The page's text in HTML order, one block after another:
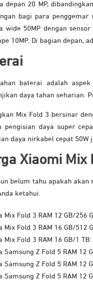
depan 20 MP,
bagi para
wide 50MP dengan sensor
10MP. Di bagian depan,
baterai adalah
daya tahan seharian.
Mix Fold 3 bersinar
pengisian daya super
daya nirkabel cepat 50W
Xiaomi Mix
belum tahu apakah
ketahui.
Mix Fold 3 RAM 12 GB/256
Mix Fold 3 RAM 16 GB/512
Mix Fold 3 RAM 16 GB/1
Samsung Z Fold 5 RAM 12
Samsung Z Fold 5 RAM 12
Samsung Z Fold 5 RAM 12